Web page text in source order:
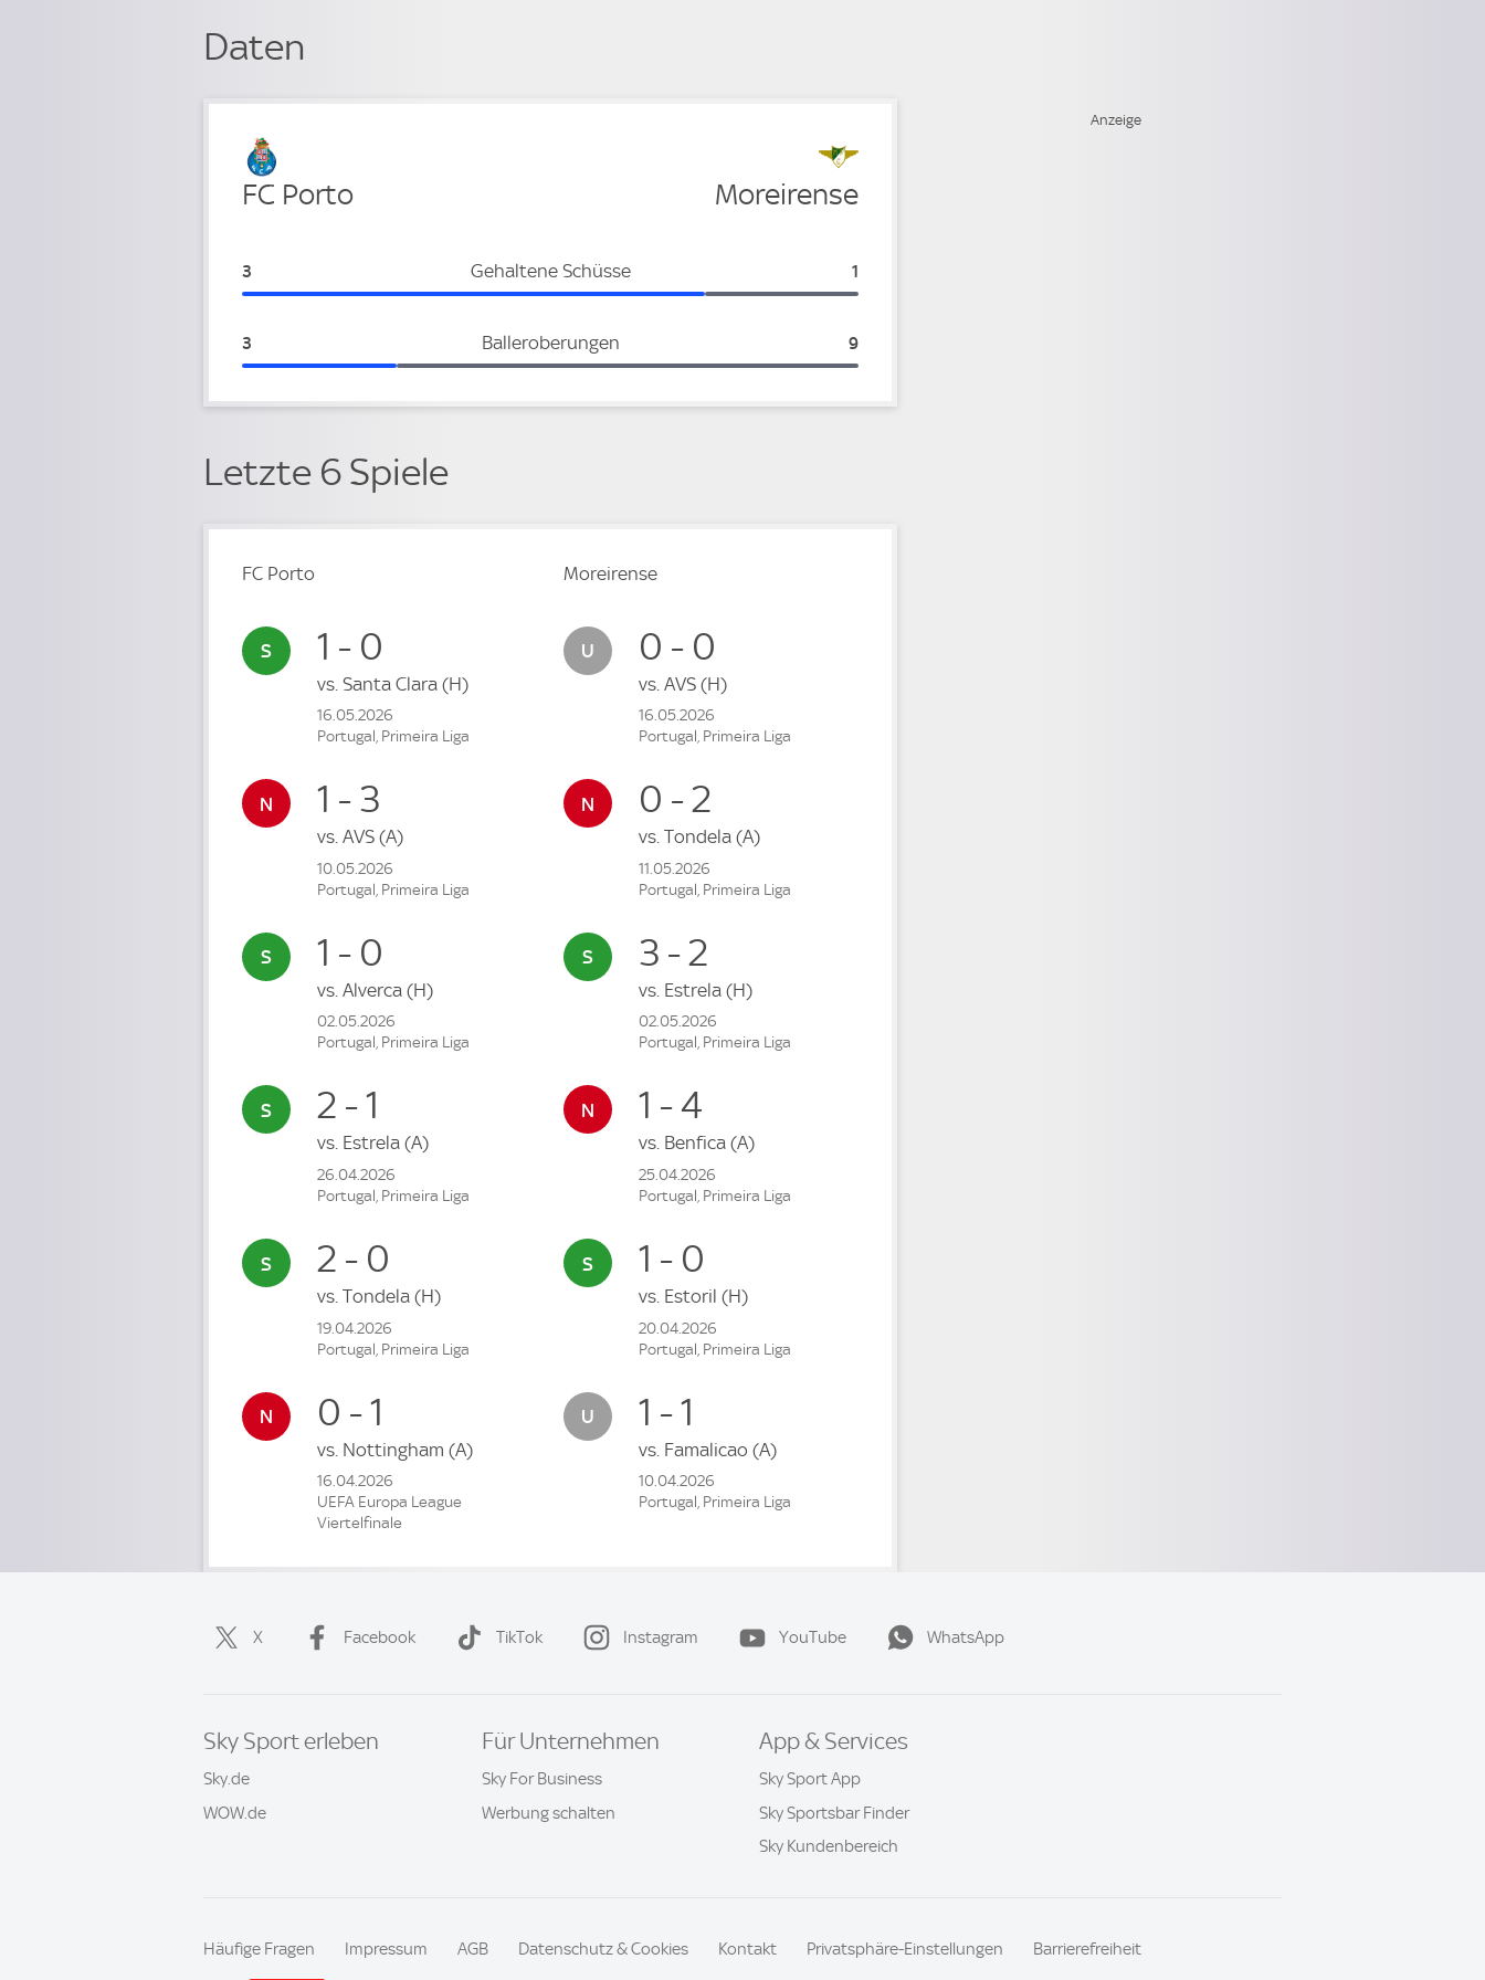
Daten
Verteidigung
FC Porto Moreirense
Gehaltene Schüsse
FC Porto:
3 Moreirense:
1
Balleroberungen
FC Porto:
3 Moreirense:
9
Letzte 6 Spiele
FC Porto
1 - 0
vs. Santa Clara (H)
16.05.2026
Portugal, Primeira Liga
1 - 3
vs. AVS (A)
10.05.2026
Portugal, Primeira Liga
1 - 0
vs. Alverca (H)
02.05.2026
Portugal, Primeira Liga
2 - 1
vs. Estrela (A)
26.04.2026
Portugal, Primeira Liga
2 - 0
vs. Tondela (H)
19.04.2026
Portugal, Primeira Liga
0 - 1
vs. Nottingham (A)
16.04.2026
UEFA Europa League
Viertelfinale
Moreirense
0 - 0
vs. AVS (H)
16.05.2026
Portugal, Primeira Liga
0 - 2
vs. Tondela (A)
11.05.2026
Portugal, Primeira Liga
3 - 2
vs. Estrela (H)
02.05.2026
Portugal, Primeira Liga
1 - 4
vs. Benfica (A)
25.04.2026
Portugal, Primeira Liga
1 - 0
vs. Estoril (H)
20.04.2026
Portugal, Primeira Liga
1 - 1
vs. Famalicao (A)
10.04.2026
Portugal, Primeira Liga
X Facebook TikTok Instagram YouTube WhatsApp
Sky Sport erleben
Sky.de
WOW.de
Für Unternehmen
Sky For Business
Werbung schalten
App & Services
Sky Sport App
Sky Sportsbar Finder
Sky Kundenbereich
Häufige Fragen Impressum AGB Datenschutz & Cookies Kontakt Privatsphäre-Einstellungen Barrierefreiheit